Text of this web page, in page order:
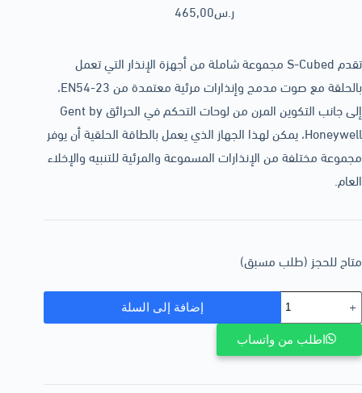
465,00ر.س
تقدم S-Cubed مجموعة شاملة من أجهزة الإنذار التي تعمل
بالحلقة مع صوت مدمج وإنذارات مرئية معتمدة من EN54-23،
إلى جانب التكوين المرن من لوحات التحكم في الحرائق Gent by
Honeywell، يمكن لهذا الجهاز الذي يعمل بالطاقة الحلقية أن يوفر
مجموعة مختلفة من الإنذارات المسموعة والمرئية للتنبيه والإخلاء
العام.
متاح للحجز (طلب مسبق)
إضافة إلى السلة
اطلب من واتساب